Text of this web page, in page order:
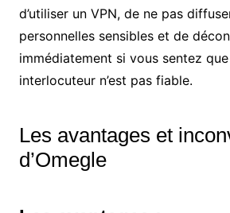
d’utiliser un VPN, de ne pas
personnelles sensibles et de
immédiatement si vous sentez
interlocuteur n’est pas fiable.
Les avantages et
d’Omegle